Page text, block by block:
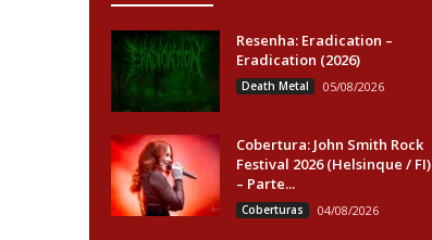
Resenha: Eradication –
Eradication (2026)
Death Metal 05/08/2026
Cobertura: John Smith Rock
Festival 2026 (Helsinque / FI)
– Parte...
Coberturas 04/08/2026